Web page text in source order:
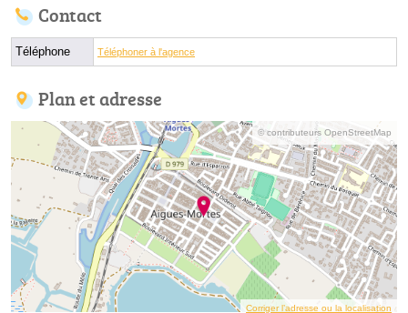
Contact
Téléphone Téléphoner à l'agence
Plan et adresse
© contributeurs OpenStreetMap
Corriger l’adresse ou la localisation